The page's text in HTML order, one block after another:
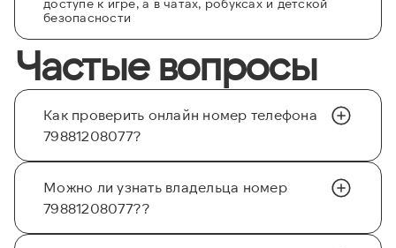
доступе к игре, а в чатах, робуксах и детской
безопасности
Частые вопросы
Как проверить онлайн номер телефона
79881208077?
Можно ли узнать владельца номер
79881208077??